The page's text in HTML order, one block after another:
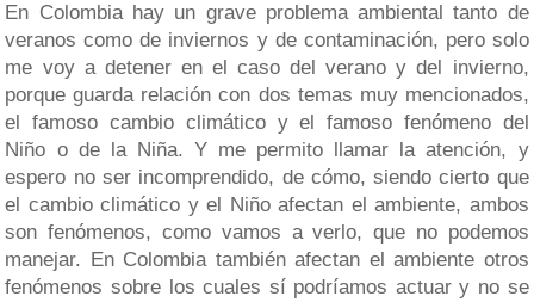
En Colombia hay un grave problema ambiental tanto de
veranos como de inviernos y de contaminación, pero solo
me voy a detener en el caso del verano y del invierno,
porque guarda relación con dos temas muy mencionados,
el famoso cambio climático y el famoso fenómeno del
Niño o de la Niña. Y me permito llamar la atención, y
espero no ser incomprendido, de cómo, siendo cierto que
el cambio climático y el Niño afectan el ambiente, ambos
son fenómenos, como vamos a verlo, que no podemos
manejar. En Colombia también afectan el ambiente otros
fenómenos sobre los cuales sí podríamos actuar y no se